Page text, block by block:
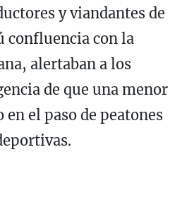
y viandantes de
confluencia con la
alertaban a los
de que una menor
el paso de peatones